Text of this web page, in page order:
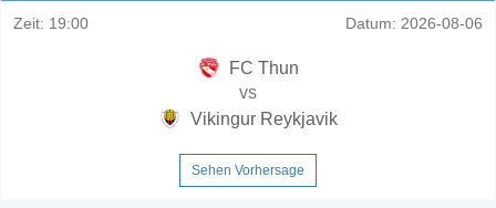
Zeit: 19:00 Datum: 2026-08-06
FC Thun
vs
Vikingur Reykjavik
Sehen Vorhersage